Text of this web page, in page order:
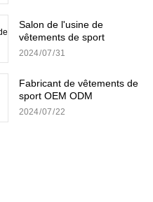
Salon de l'usine de
vêtements de sport
2024 07 31
Fabricant de vêtements de
sport OEM ODM
2024 07 22